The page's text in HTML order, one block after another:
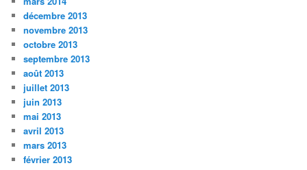
décembre 2013
novembre 2013
octobre 2013
septembre 2013
août 2013
juillet 2013
juin 2013
mai 2013
avril 2013
mars 2013
février 2013